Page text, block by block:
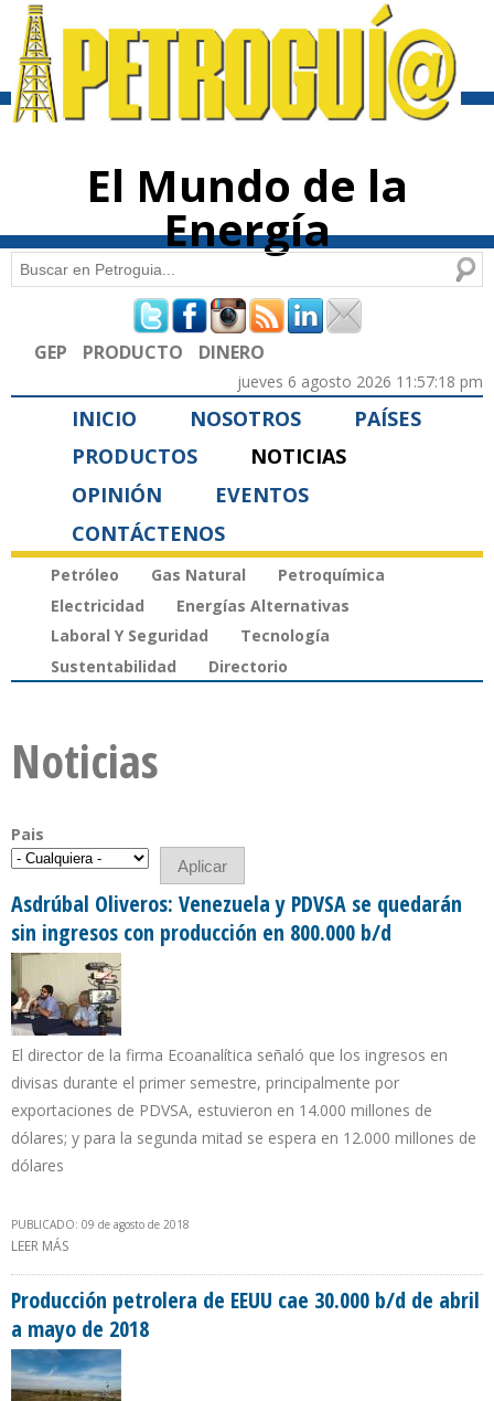
contenido
El Mundo de la
Energía
Formulario de búsqueda
Buscar
GEP PRODUCTO DINERO
jueves 6 agosto 2026 11:57:18 pm
INICIO NOSOTROS
PAÍSES
PRODUCTOS
NOTICIAS
OPINIÓN
EVENTOS
CONTÁCTENOS
Petróleo Gas Natural
Petroquímica
Electricidad
Energías Alternativas
Laboral Y Seguridad
Tecnología
Sustentabilidad
Directorio
Noticias
Pais
Asdrúbal Oliveros: Venezuela y PDVSA se quedarán
sin ingresos con producción en 800.000 b/d
El director de la firma Ecoanalítica señaló que los ingresos en
divisas durante el primer semestre, principalmente por
exportaciones de PDVSA, estuvieron en 14.000 millones de
dólares; y para la segunda mitad se espera en 12.000 millones de
dólares
PUBLICADO: 09 de agosto de 2018
LEER MÁS
Producción petrolera de EEUU cae 30.000 b/d de abril
a mayo de 2018